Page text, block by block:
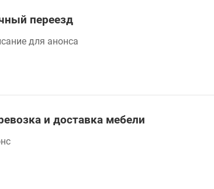
переезд
для анонса
и доставка мебели